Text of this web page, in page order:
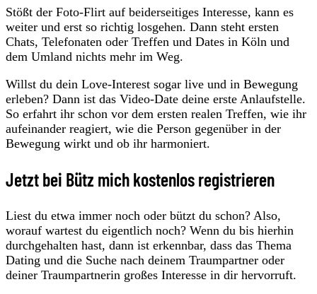
Stößt der Foto-Flirt auf beiderseitiges Interesse, kann es
weiter und erst so richtig losgehen. Dann steht ersten
Chats, Telefonaten oder Treffen und Dates in Köln und
dem Umland nichts mehr im Weg.
Willst du dein Love-Interest sogar live und in Bewegung
erleben? Dann ist das Video-Date deine erste Anlaufstelle.
So erfahrt ihr schon vor dem ersten realen Treffen, wie ihr
aufeinander reagiert, wie die Person gegenüber in der
Bewegung wirkt und ob ihr harmoniert.
Jetzt bei Bütz mich kostenlos registrieren
Liest du etwa immer noch oder bützt du schon? Also,
worauf wartest du eigentlich noch? Wenn du bis hierhin
durchgehalten hast, dann ist erkennbar, dass das Thema
Dating und die Suche nach deinem Traumpartner oder
deiner Traumpartnerin großes Interesse in dir hervorruft.